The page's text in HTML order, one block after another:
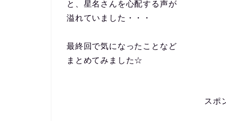
と、星名さんを心配する声が
溢れていました・・・
最終回で気になったことなど
まとめてみました☆
スポ